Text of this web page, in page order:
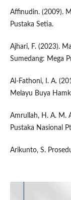
Affinudin. (2009).
Pustaka Setia.
Ajhari, F. (2023).
Sumedang: Mega
Al-Fathoni, I. A.
Melayu Buya
Amrullah, H. A. M.
Pustaka Nasional
Arikunto, S.